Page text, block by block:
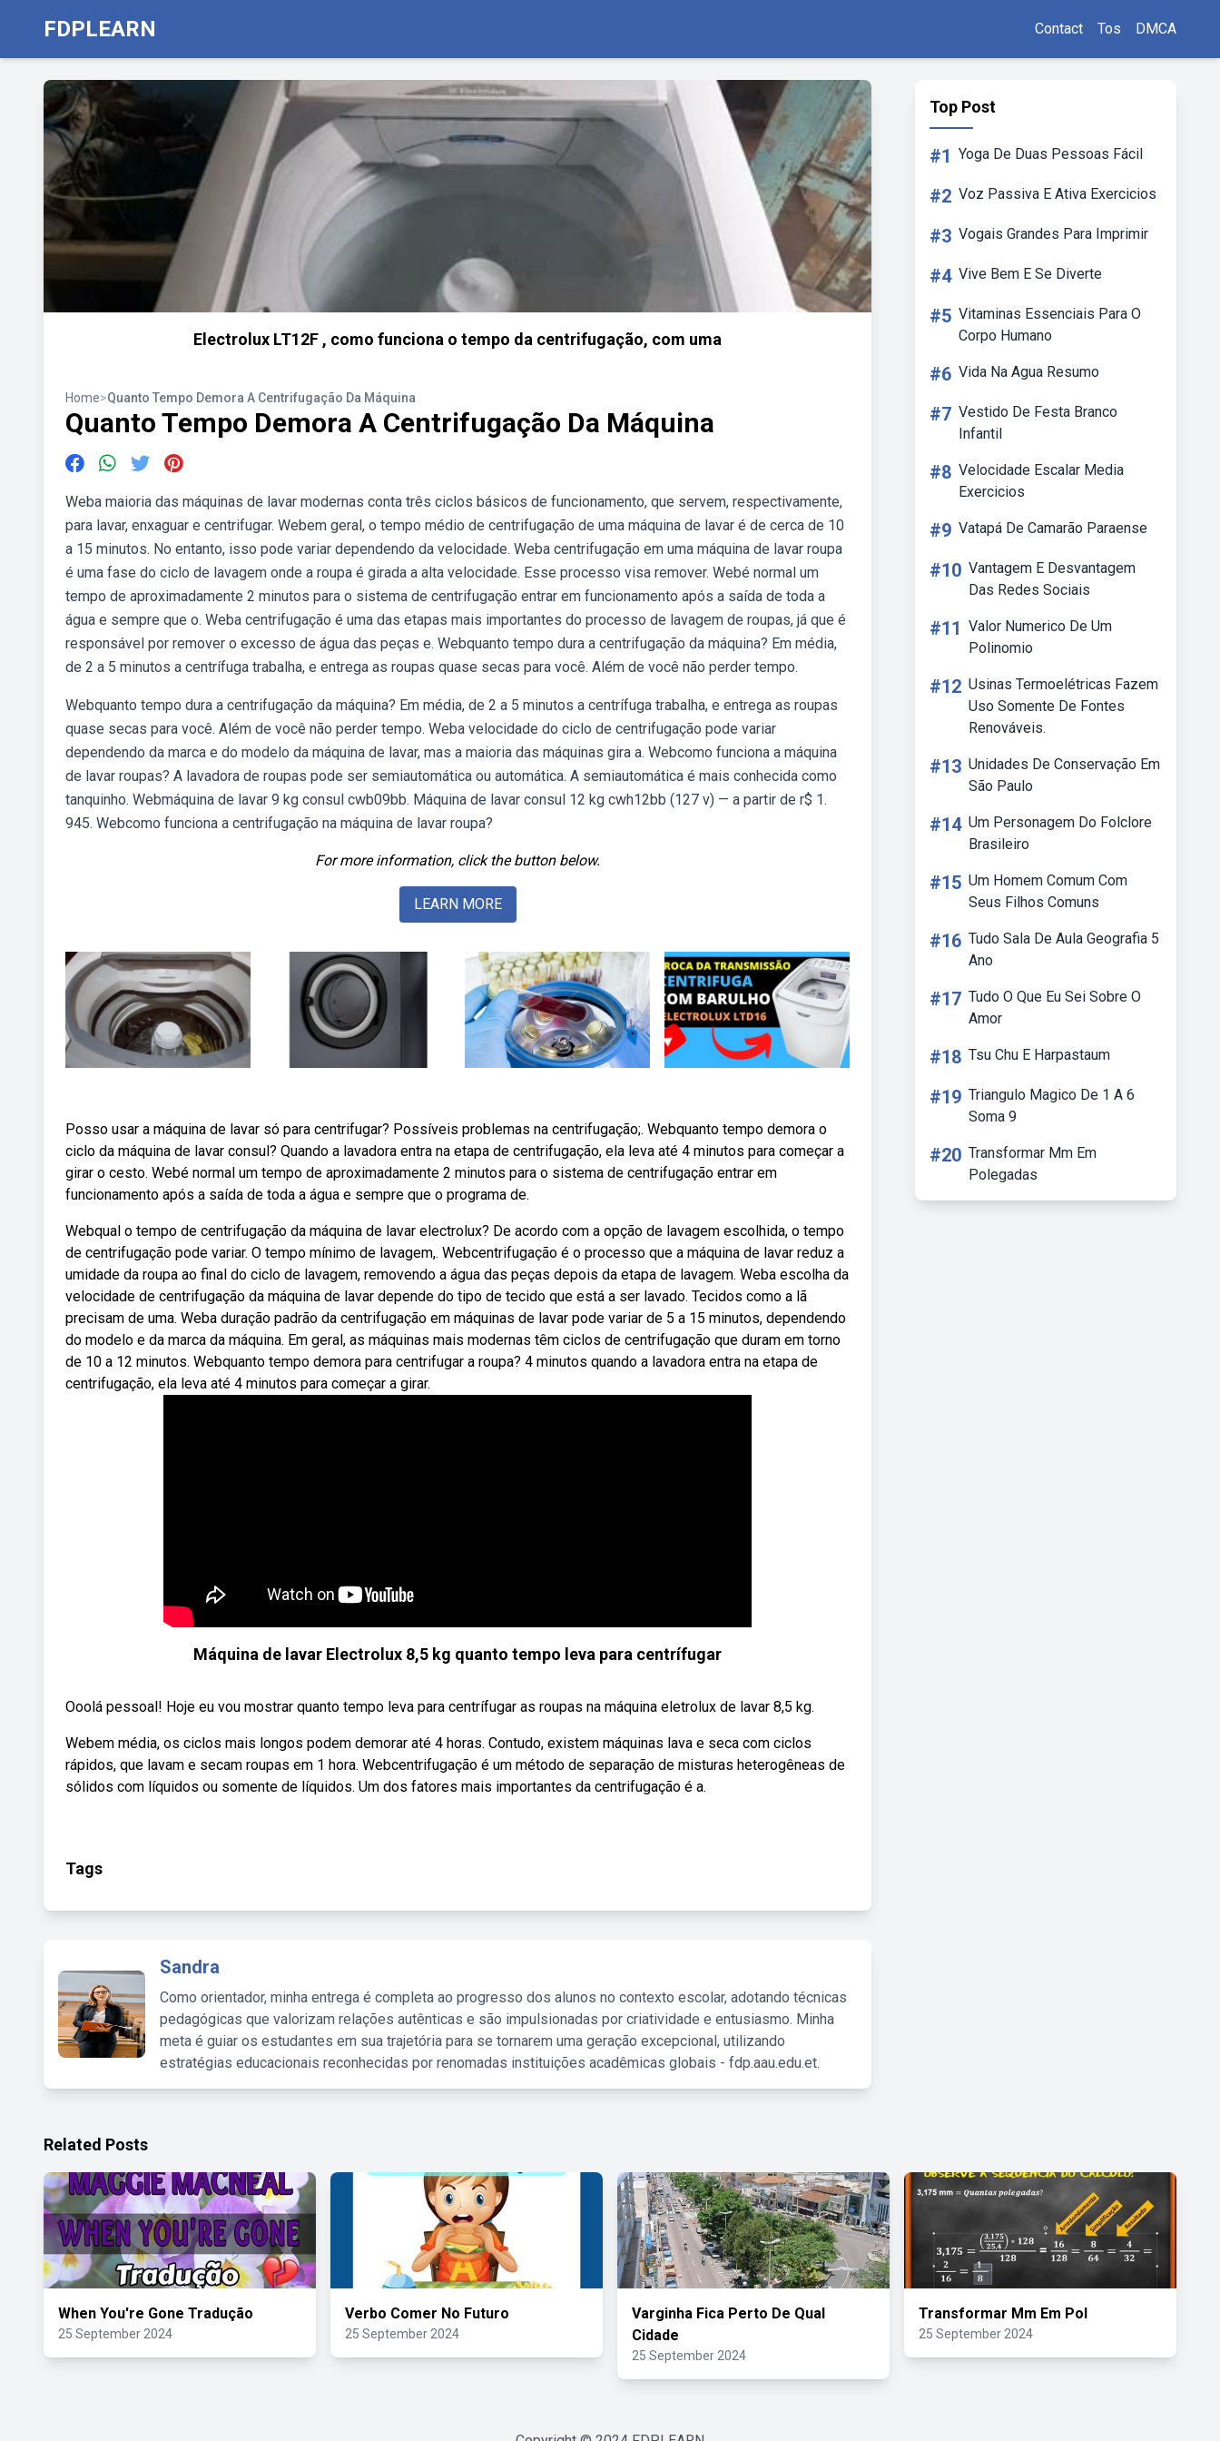
FDPLEARN Contact Tos DMCA
Electrolux LT12F , como funciona o tempo da centrifugação, com uma
Home>Quanto Tempo Demora A Centrifugação Da Máquina
Quanto Tempo Demora A Centrifugação Da Máquina
Weba maioria das máquinas de lavar modernas conta três ciclos básicos de funcionamento, que servem, respectivamente,
para lavar, enxaguar e centrifugar. Webem geral, o tempo médio de centrifugação de uma máquina de lavar é de cerca de 10
a 15 minutos. No entanto, isso pode variar dependendo da velocidade. Weba centrifugação em uma máquina de lavar roupa
é uma fase do ciclo de lavagem onde a roupa é girada a alta velocidade. Esse processo visa remover. Webé normal um
tempo de aproximadamente 2 minutos para o sistema de centrifugação entrar em funcionamento após a saída de toda a
água e sempre que o. Weba centrifugação é uma das etapas mais importantes do processo de lavagem de roupas, já que é
responsável por remover o excesso de água das peças e. Webquanto tempo dura a centrifugação da máquina? Em média,
de 2 a 5 minutos a centrífuga trabalha, e entrega as roupas quase secas para você. Além de você não perder tempo.
Webquanto tempo dura a centrifugação da máquina? Em média, de 2 a 5 minutos a centrífuga trabalha, e entrega as roupas
quase secas para você. Além de você não perder tempo. Weba velocidade do ciclo de centrifugação pode variar
dependendo da marca e do modelo da máquina de lavar, mas a maioria das máquinas gira a. Webcomo funciona a máquina
de lavar roupas? A lavadora de roupas pode ser semiautomática ou automática. A semiautomática é mais conhecida como
tanquinho. Webmáquina de lavar 9 kg consul cwb09bb. Máquina de lavar consul 12 kg cwh12bb (127 v) — a partir de r$ 1.
945. Webcomo funciona a centrifugação na máquina de lavar roupa?
For more information, click the button below.
LEARN MORE
Posso usar a máquina de lavar só para centrifugar? Possíveis problemas na centrifugação;. Webquanto tempo demora o
ciclo da máquina de lavar consul? Quando a lavadora entra na etapa de centrifugação, ela leva até 4 minutos para começar a
girar o cesto. Webé normal um tempo de aproximadamente 2 minutos para o sistema de centrifugação entrar em
funcionamento após a saída de toda a água e sempre que o programa de.
Webqual o tempo de centrifugação da máquina de lavar electrolux? De acordo com a opção de lavagem escolhida, o tempo
de centrifugação pode variar. O tempo mínimo de lavagem,. Webcentrifugação é o processo que a máquina de lavar reduz a
umidade da roupa ao final do ciclo de lavagem, removendo a água das peças depois da etapa de lavagem. Weba escolha da
velocidade de centrifugação da máquina de lavar depende do tipo de tecido que está a ser lavado. Tecidos como a lã
precisam de uma. Weba duração padrão da centrifugação em máquinas de lavar pode variar de 5 a 15 minutos, dependendo
do modelo e da marca da máquina. Em geral, as máquinas mais modernas têm ciclos de centrifugação que duram em torno
de 10 a 12 minutos. Webquanto tempo demora para centrifugar a roupa? 4 minutos quando a lavadora entra na etapa de
centrifugação, ela leva até 4 minutos para começar a girar.
Máquina de lavar Electrolux 8,5 kg quanto tempo leva para centrífugar
Ooolá pessoal! Hoje eu vou mostrar quanto tempo leva para centrífugar as roupas na máquina eletrolux de lavar 8,5 kg.
Webem média, os ciclos mais longos podem demorar até 4 horas. Contudo, existem máquinas lava e seca com ciclos
rápidos, que lavam e secam roupas em 1 hora. Webcentrifugação é um método de separação de misturas heterogêneas de
sólidos com líquidos ou somente de líquidos. Um dos fatores mais importantes da centrifugação é a.
Tags
Sandra
Como orientador, minha entrega é completa ao progresso dos alunos no contexto escolar, adotando técnicas
pedagógicas que valorizam relações autênticas e são impulsionadas por criatividade e entusiasmo. Minha
meta é guiar os estudantes em sua trajetória para se tornarem uma geração excepcional, utilizando
estratégias educacionais reconhecidas por renomadas instituições acadêmicas globais - fdp.aau.edu.et.
Top Post
#1 Yoga De Duas Pessoas Fácil
#2 Voz Passiva E Ativa Exercicios
#3 Vogais Grandes Para Imprimir
#4 Vive Bem E Se Diverte
#5 Vitaminas Essenciais Para O
Corpo Humano
#6 Vida Na Agua Resumo
#7 Vestido De Festa Branco
Infantil
#8 Velocidade Escalar Media
Exercicios
#9 Vatapá De Camarão Paraense
#10 Vantagem E Desvantagem
Das Redes Sociais
#11 Valor Numerico De Um
Polinomio
#12 Usinas Termoelétricas Fazem
Uso Somente De Fontes
Renováveis.
#13 Unidades De Conservação Em
São Paulo
#14 Um Personagem Do Folclore
Brasileiro
#15 Um Homem Comum Com
Seus Filhos Comuns
#16 Tudo Sala De Aula Geografia 5
Ano
#17 Tudo O Que Eu Sei Sobre O
Amor
#18 Tsu Chu E Harpastaum
#19 Triangulo Magico De 1 A 6
Soma 9
#20 Transformar Mm Em
Polegadas
Related Posts
When You're Gone Tradução
25 September 2024
Verbo Comer No Futuro
25 September 2024
Varginha Fica Perto De Qual
Cidade
25 September 2024
Transformar Mm Em Pol
25 September 2024